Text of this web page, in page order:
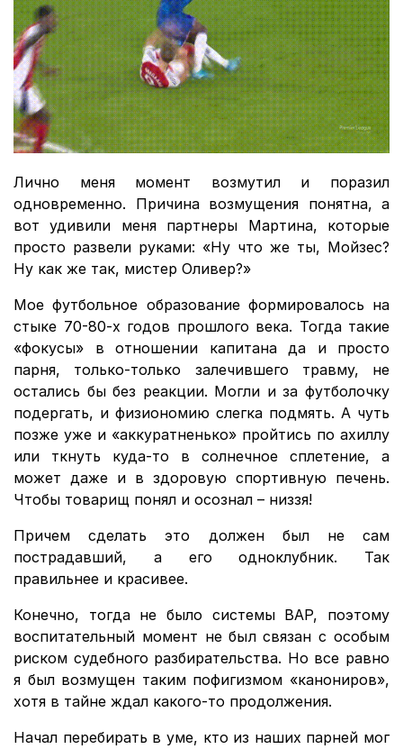
Лично меня момент возмутил и поразил
одновременно. Причина возмущения понятна, а
вот удивили меня партнеры Мартина, которые
просто развели руками: «Ну что же ты, Мойзес?
Ну как же так, мистер Оливер?»
Мое футбольное образование формировалось на
стыке 70-80-х годов прошлого века. Тогда такие
«фокусы» в отношении капитана да и просто
парня, только-только залечившего травму, не
остались бы без реакции. Могли и за футболочку
подергать, и физиономию слегка подмять. А чуть
позже уже и «аккуратненько» пройтись по ахиллу
или ткнуть куда-то в солнечное сплетение, а
может даже и в здоровую спортивную печень.
Чтобы товарищ понял и осознал – низзя!
Причем сделать это должен был не сам
пострадавший, а его одноклубник. Так
правильнее и красивее.
Конечно, тогда не было системы ВАР, поэтому
воспитательный момент не был связан с особым
риском судебного разбирательства. Но все равно
я был возмущен таким пофигизмом «канониров»,
хотя в тайне ждал какого-то продолжения.
Начал перебирать в уме, кто из наших парней мог